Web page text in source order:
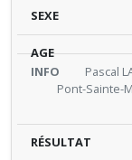
Pascal
Pont-Sainte-